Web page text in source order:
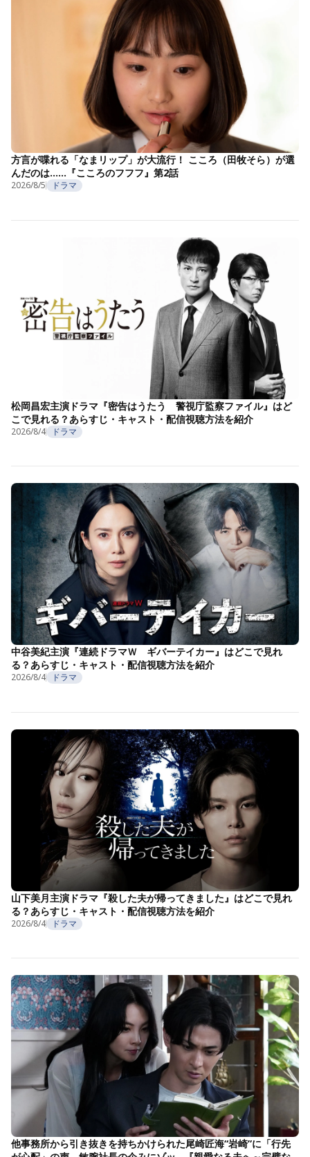
方言が喋れる「なまリップ」が大流行！ こころ（田牧そら）が選
んだのは……『こころのフフフ』第2話
2026/8/5 ドラマ
松岡昌宏主演ドラマ『密告はうたう 警視庁監察ファイル』はど
こで見れる？あらすじ・キャスト・配信視聴方法を紹介
2026/8/4 ドラマ
中谷美紀主演『連続ドラマＷ ギバーテイカー』はどこで見れ
る？あらすじ・キャスト・配信視聴方法を紹介
2026/8/4 ドラマ
山下美月主演ドラマ『殺した夫が帰ってきました』はどこで見れ
る？あらすじ・キャスト・配信視聴方法を紹介
2026/8/4 ドラマ
他事務所から引き抜きを持ちかけられた尾崎匠海“岩崎”に「行先